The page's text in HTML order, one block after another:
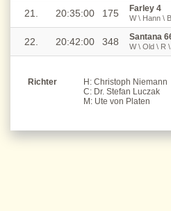
21. 20:35:00 175 Farley 4
W \ Hann \
22. 20:42:00 348 Santana
W \ Old \ R
Richter
H: Christoph Niemann
C: Dr. Stefan Luczak
M: Ute von Platen